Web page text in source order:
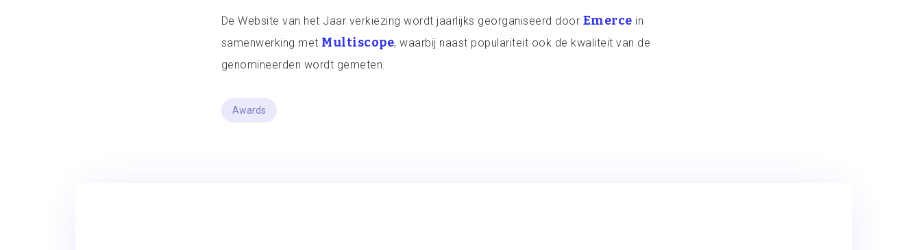
De Website van het Jaar verkiezing wordt jaarlijks georganiseerd door Emerce in
samenwerking met Multiscope, waarbij naast populariteit ook de kwaliteit van de
genomineerden wordt gemeten.
Awards